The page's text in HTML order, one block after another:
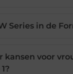
Series in de
kansen voor